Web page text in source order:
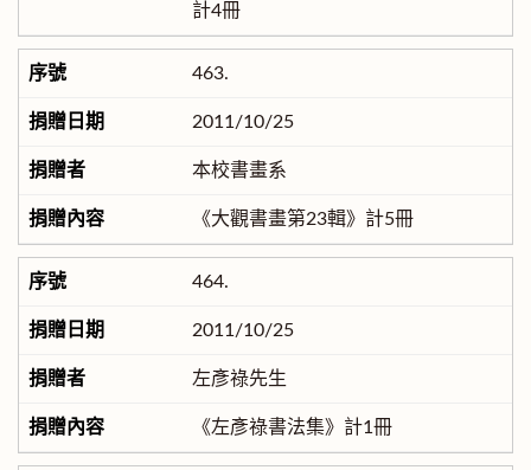
計4冊
463.
2011/10/25
本校書畫系
《大觀書畫第23輯》計5冊
464.
2011/10/25
左彥祿先生
《左彥祿書法集》計1冊